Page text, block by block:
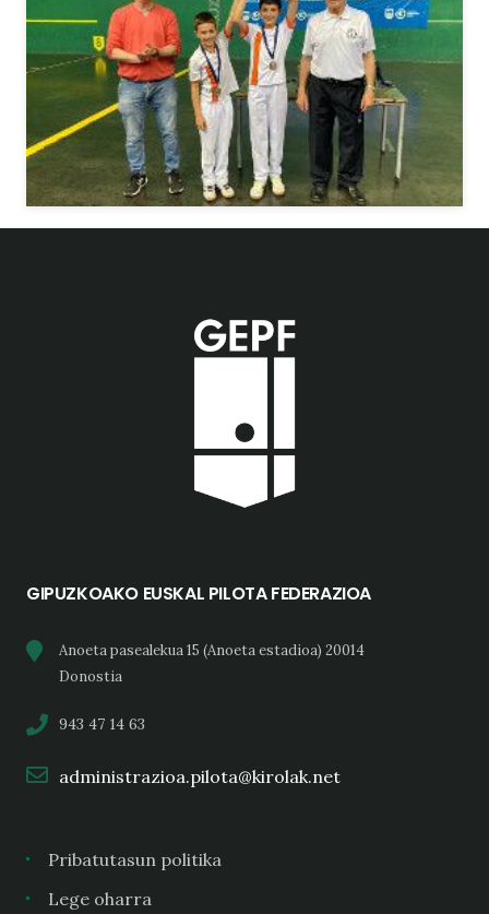
GIPUZKOAKO EUSKAL PILOTA FEDERAZIOA
Anoeta pasealekua 15 (Anoeta estadioa) 20014
Donostia
943 47 14 63
administrazioa.pilota@kirolak.net
Pribatutasun politika
Lege oharra